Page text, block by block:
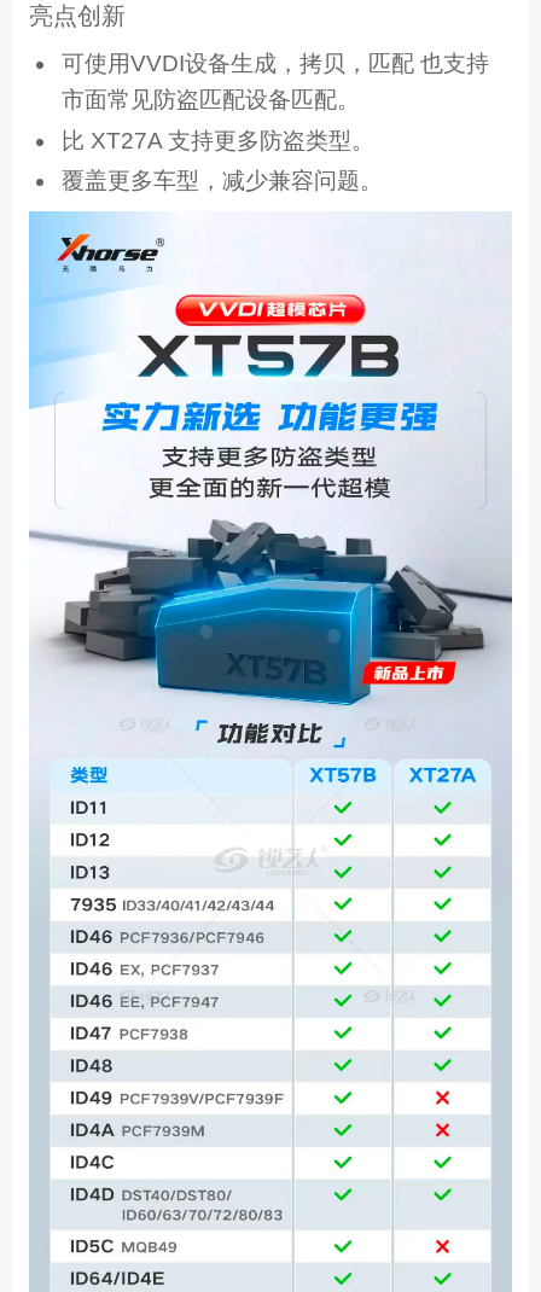
亮点创新
可使用VVDI设备生成，拷贝，匹配 也支持
市面常见防盗匹配设备匹配。
比 XT27A 支持更多防盗类型。
覆盖更多车型，减少兼容问题。